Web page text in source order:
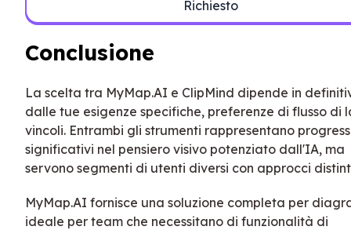
Richiesto
Conclusione
La scelta tra MyMap.AI e ClipMind dipende in
dalle tue esigenze specifiche, preferenze di flusso di
vincoli. Entrambi gli strumenti rappresentano
significativi nel pensiero visivo potenziato dall'IA, ma
servono segmenti di utenti diversi con approcci
MyMap.AI fornisce una soluzione completa per
ideale per team che necessitano di funzionalità di